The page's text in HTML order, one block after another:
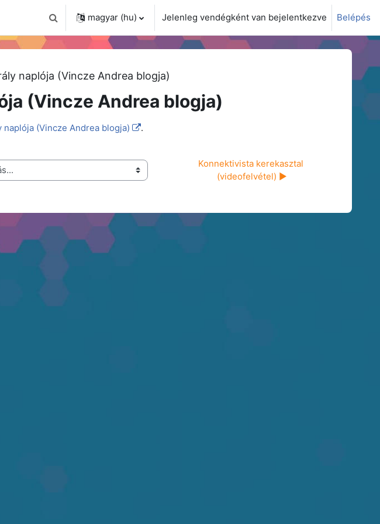
Keresési bemeneti adatok váltása
magyar ‎(hu)‎ Jelenleg vendégként van bejelentkezve Belépés
naplója (Vincze Andrea blogja)
(Vincze Andrea blogja)
naplója (Vincze Andrea blogja) .
Konnektivista kerekasztal
(videofelvétel) ▶︎